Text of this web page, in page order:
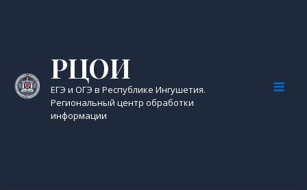
РЦОИ
ЕГЭ и ОГЭ в Республике Ингушетия.
Региональный центр обработки
информации